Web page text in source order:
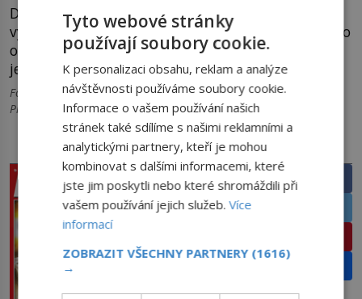
Dva menší kusy si vyžádáMuseum of London
vysušení a dezinfekci je umístí do svých sbírek jako
odstrašující příklad. Odštěpkyfatbergujsou dnes
jedním z nejoblíbenějších exponátů muzea.
Foto: commons.wikimedia.org, Pixabay Titulka (Foto: M K /
Pixabay)
PRÁVĚ V PRODEJI SDÍLEJTE ČLÁNEK
Facebook
Twitter
Tyto webové stránky
používají soubory cookie.
K personalizaci obsahu, reklam a analýze
návštěvnosti používáme soubory cookie.
Informace o vašem používání našich
stránek také sdílíme s našimi reklamními a
analytickými partnery, kteří je mohou
kombinovat s dalšími informacemi, které
jste jim poskytli nebo které shromáždili při
vašem používání jejich služeb.Více
informací
ZOBRAZIT VŠECHNY PARTNERY (1616)
→